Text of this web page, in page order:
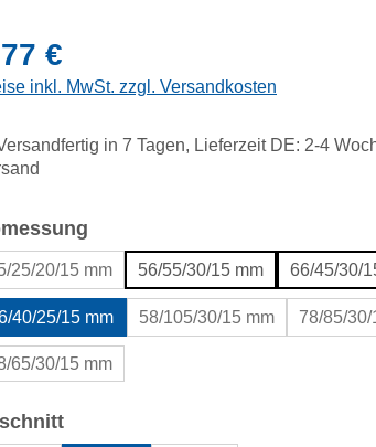
Preis:
€
inkl. MwSt. zzgl. Versandkosten
in 7 Tagen, Lieferzeit DE: 2-4
25/20/15 mm 56/55/30/15 mm 66/45/30/
40/25/15 mm 58/105/30/15 mm 78/85/30/
65/30/15 mm
auswählen